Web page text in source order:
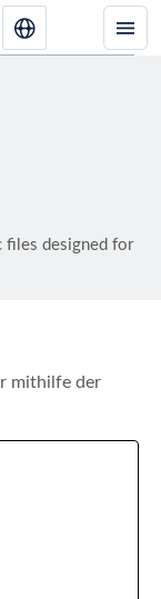
files designed for
mithilfe der